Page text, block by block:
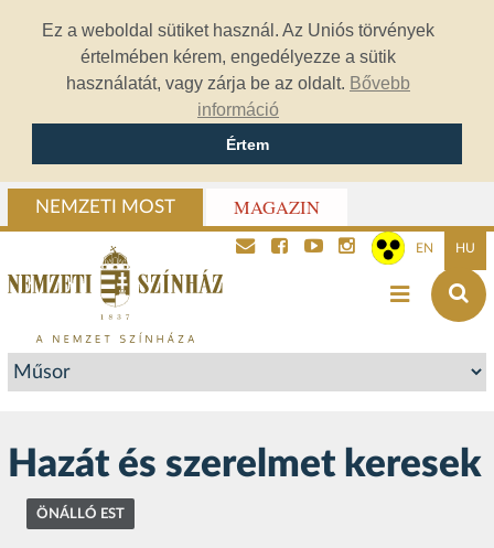
Ez a weboldal sütiket használ. Az Uniós törvények
értelmében kérem, engedélyezze a sütik
használatát, vagy zárja be az oldalt. Bővebb
információ
Értem
NEMZETI MOST MAGAZIN
EN HU
Hazát és szerelmet keresek
ÖNÁLLÓ EST